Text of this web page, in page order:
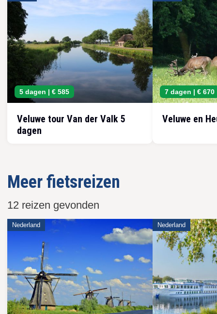
5 dagen | € 585
Veluwe tour Van der Valk 5
dagen
7 dagen | € 670
Veluwe en
Meer fietsreizen
12 reizen gevonden
Nederland Nederland